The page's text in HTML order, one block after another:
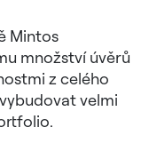
Mintos
množství úvěrů
z celého
velmi